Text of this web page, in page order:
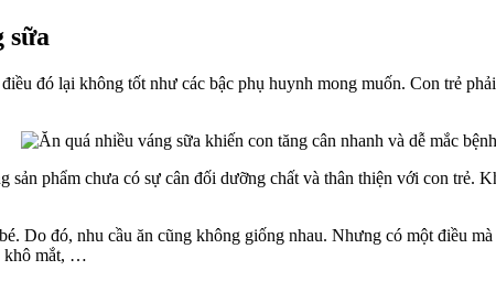
sữa
đó lại không tốt như các bậc phụ huynh mong muốn. Con trẻ
sản phẩm chưa có sự cân đối dưỡng chất và thân thiện với con trẻ.
Do đó, nhu cầu ăn cũng không giống nhau. Nhưng có một điều
khô mắt, …